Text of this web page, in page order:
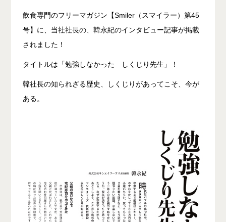
飲食専門のフリーマガジン【Smiler（スマイラー）第45
号】に、当社社長の、韓永紀のインタビュー記事が掲載
されました！
タイトルは「勉強しなかった しくじり先生」！
韓社長の知られざる歴史、しくじりがあってこそ、今が
ある。